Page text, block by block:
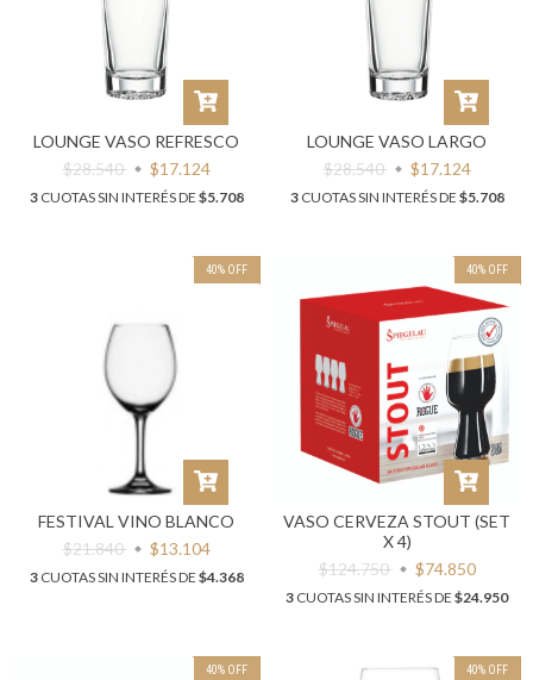
LOUNGE VASO REFRESCO
$28.540
$17.124
3CUOTAS SIN INTERÉS DE $5.708
LOUNGE VASO LARGO
$28.540
$17.124
3CUOTAS SIN INTERÉS DE $5.708
40% OFF
FESTIVAL VINO BLANCO
$21.840
$13.104
3CUOTAS SIN INTERÉS DE $4.368
40% OFF
VASO CERVEZA STOUT (SET
X 4)
$124.750
$74.850
3 CUOTAS SIN INTERÉS DE $24.950
40% OFF 40% OFF